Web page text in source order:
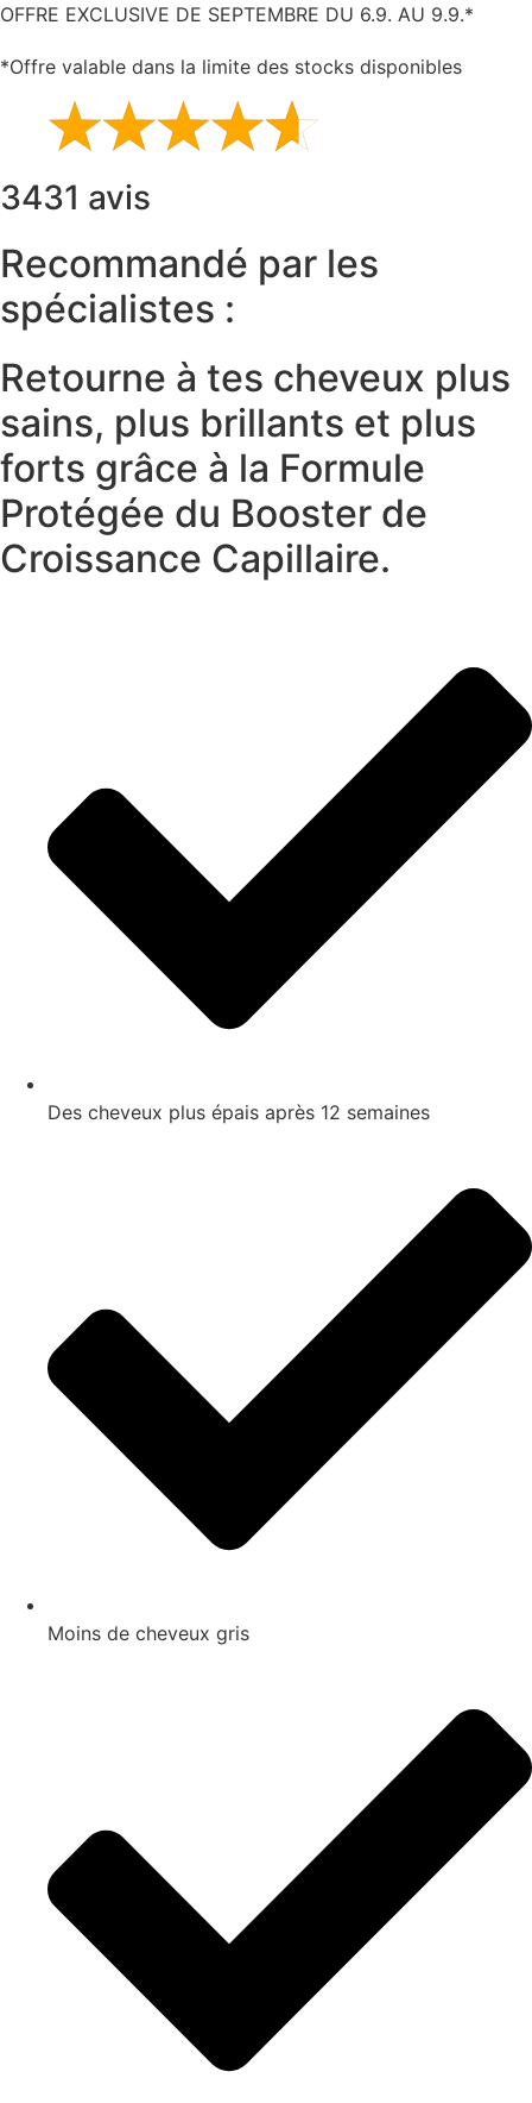
OFFRE EXCLUSIVE DE SEPTEMBRE DU 6.9. AU 9.9.*
*Offre valable dans la limite des stocks disponibles
3431 avis
Recommandé par les
spécialistes :
Retourne à tes cheveux plus
sains, plus brillants et plus
forts grâce à la Formule
Protégée du Booster de
Croissance Capillaire.
Des cheveux plus épais après 12 semaines
Moins de cheveux gris